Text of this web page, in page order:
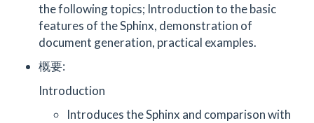
the following topics; Introduction to the basic
features of the Sphinx, demonstration of
document generation, practical examples.
概要:
Introduction
Introduces the Sphinx and comparison with